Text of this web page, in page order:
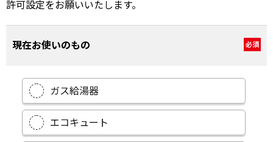
許可設定をお願いいたします。
現在お使いのもの 必須
ガス給湯器
エコキュート